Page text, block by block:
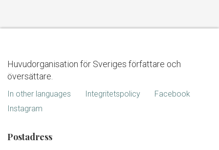
Huvudorganisation för Sveriges författare och
översättare.
In other languages Integritetspolicy
Facebook
Instagram
Postadress